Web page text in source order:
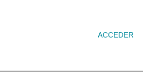
ACCEDER